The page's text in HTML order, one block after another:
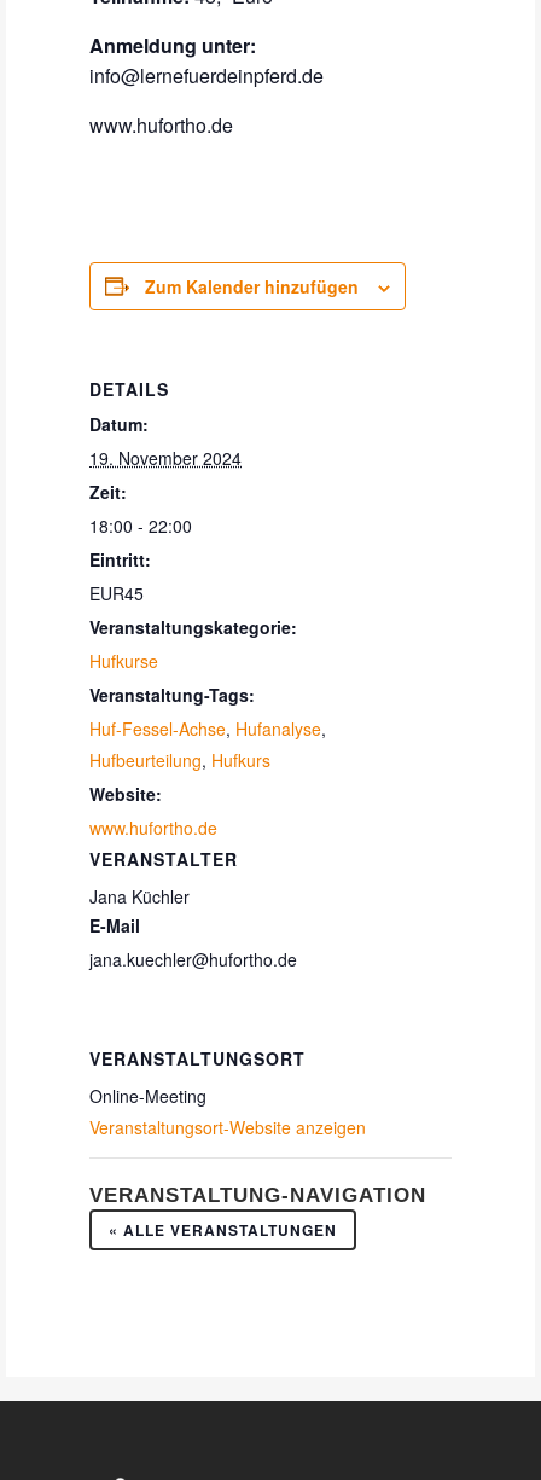
Anmeldung unter:
info@lernefuerdeinpferd.de
www.hufortho.de
Zum Kalender hinzufügen
DETAILS
Datum:
19. November 2024
Zeit:
18:00 - 22:00
Eintritt:
EUR45
Veranstaltungskategorie:
Hufkurse
Veranstaltung-Tags:
Huf-Fessel-Achse, Hufanalyse,
Hufbeurteilung, Hufkurs
Website:
www.hufortho.de
VERANSTALTER
Jana Küchler
E-Mail
jana.kuechler@hufortho.de
VERANSTALTUNGSORT
Online-Meeting
Veranstaltungsort-Website anzeigen
VERANSTALTUNG-NAVIGATION
« ALLE VERANSTALTUNGEN